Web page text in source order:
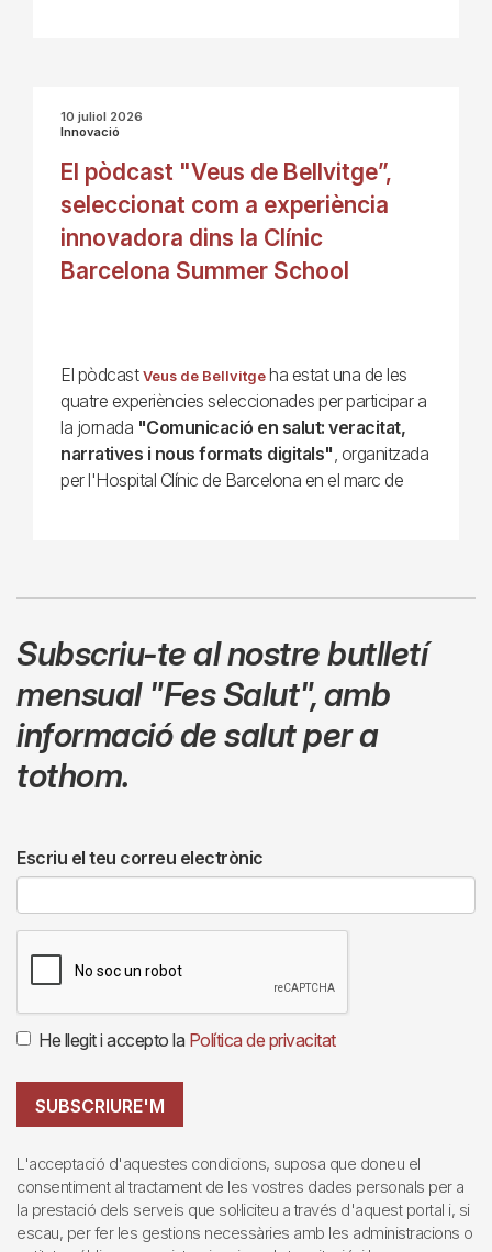
10 juliol 2026
Innovació
El pòdcast "Veus de Bellvitge”,
seleccionat com a experiència
innovadora dins la Clínic
Barcelona Summer School
El pòdcast Veus de Bellvitgeha estat una de les
quatre experiències seleccionades per participar a
la jornada "Comunicació en salut: veracitat,
narratives i nous formats digitals" , organitzada
per l'Hospital Clínic de Barcelona en el marc de
Subscriu-te al nostre butlletí
mensual "Fes Salut",amb
informació de salut per a
tothom.
Escriu el teu correu electrònic
He llegit i accepto la Política de privacitat
SUBSCRIURE'M
L'acceptació d'aquestes condicions, suposa que doneu el
consentiment al tractament de les vostres dades personals per a
la prestació dels serveis que sol·liciteu a través d'aquest portal i, si
escau, per fer les gestions necessàries amb les administracions o